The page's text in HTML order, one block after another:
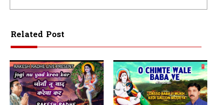
Related Post